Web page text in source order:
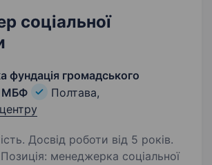
соціальної
фундація громадського
МБФ
Полтава,
Досвід роботи від 5 років.